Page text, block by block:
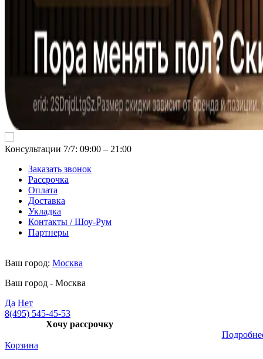
Консультации 7/7: 09:00 ‒ 21:00
Заказать звонок
Рассрочка
Оплата
Доставка
Укладка
Контакты / Шоу-Рум
Партнеры
Ваш город: Москва
Ваш город - Москва
Да Нет
8(495) 545-45-53
Хочу рассрочку
Корзина